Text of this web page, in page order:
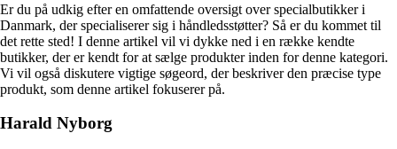
Er du på udkig efter en omfattende oversigt over specialbutikker i
Danmark, der specialiserer sig i håndledsstøtter? Så er du kommet til
det rette sted! I denne artikel vil vi dykke ned i en række kendte
butikker, der er kendt for at sælge produkter inden for denne kategori.
Vi vil også diskutere vigtige søgeord, der beskriver den præcise type
produkt, som denne artikel fokuserer på.
Harald Nyborg